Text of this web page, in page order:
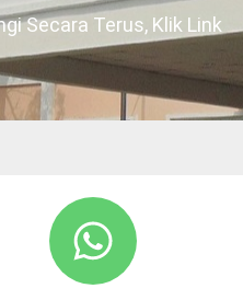
Secara Terus, Klik Link